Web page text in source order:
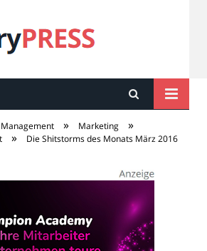
PRESS
Management » Marketing »
» Die Shitstorms des Monats März 2016